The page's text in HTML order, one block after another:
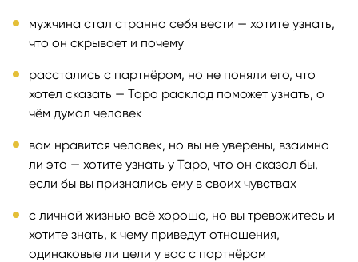
мужчина стал странно себя вести — хотите узнать,
что он скрывает и почему
расстались с партнёром, но не поняли его, что
хотел сказать — Таро расклад поможет узнать, о
чём думал человек
вам нравится человек, но вы не уверены, взаимно
ли это — хотите узнать у Таро, что он сказал бы,
если бы вы признались ему в своих чувствах
с личной жизнью всё хорошо, но вы тревожитесь и
хотите знать, к чему приведут отношения,
одинаковые ли цели у вас с партнёром